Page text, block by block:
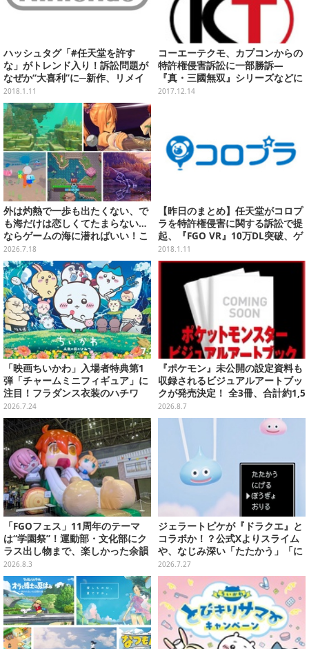
ハッシュタグ「#任天堂を許す
な」がトレンド入り！訴訟問題が
なぜか“大喜利”に─新作、リメイ
クを切望する声多数
2018.1.11
コーエーテクモ、カプコンからの
特許権侵害訴訟に一部勝訴―
『真・三國無双』シリーズなどに
関する訴えが棄却に
2017.12.14
外は灼熱で一歩も出たくない、で
も海だけは恋しくてたまらない…
ならゲームの海に潜ればいい！こ
の夏遊びたいおすすめ海ゲーム5
選【特集】
2026.7.18
【昨日のまとめ】任天堂がコロプ
ラを特許権侵害に関する訴訟で提
起、『FGO VR』10万DL突破、ゲ
オのバイヤーが語る2017年市場振
り返りと2018年の展望…など(1/1
2018.1.11
「映画ちいかわ」入場者特典第1
弾「チャームミニフィギュア」に
注目！フラダンス衣装のハチワ
レ、うさぎら全8種類
2026.7.24
『ポケモン』未公開の設定資料も
収録されるビジュアルアートブッ
クが発売決定！ 全3冊、合計約1,5
00ページの大ボリュームでシリー
ズ30年を振り返る
2026.8.7
「FGOフェス」11周年のテーマ
は“学園祭”！運動部・文化部にク
ラス出し物まで、楽しかった余韻
が残る思い出を写真たっぷりでお
届け【写真180枚】
2026.8.3
ジェラートピケが『ドラクエ』と
コラボか！？公式Xよりスライム
や、なじみ深い「たたかう」「に
げる」のコマンドウィンドウが投
稿
2026.7.27